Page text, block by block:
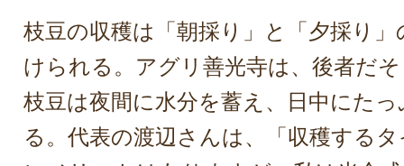
枝豆の収穫は「朝採り」と「夕採り
けられる。アグリ善光寺は、後者だ
枝豆は夜間に水分を蓄え、日中にた
る。代表の渡辺さんは、「収穫する